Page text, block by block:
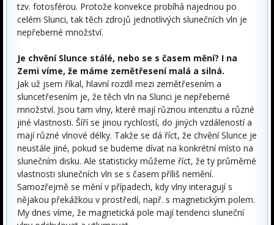
tzv. fotosférou. Protože konvekce probíhá najednou po
celém Slunci, tak těch zdrojů jednotlivých slunečních vln je
nepřeberné množství.
Je chvění Slunce stálé, nebo se s časem mění? I na
Zemi víme, že máme zemětřesení malá a silná.
Jak už jsem říkal, hlavní rozdíl mezi zemětřesením a
sluncetřesením je, že těch vln na Slunci je nepřeberné
množství. Jsou tam vlny, které mají různou intenzitu a různé
jiné vlastnosti. Šíří se jinou rychlostí, do jiných vzdáleností a
mají různé vlnové délky. Takže se dá říct, že chvění Slunce je
neustále jiné, pokud se budeme dívat na konkrétní místo na
slunečním disku. Ale statisticky můžeme říct, že ty průměrné
vlastnosti slunečních vln se s časem příliš nemění.
Samozřejmě se mění v případech, kdy vlny interagují s
nějakou překážkou v prostředí, např. s magnetickým polem.
My dnes víme, že magnetická pole mají tendenci sluneční